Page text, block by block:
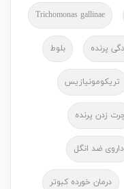
Trichomonas gallinae
پرنده بلوط
تریکومونیازیس
زدن پرنده
داروی ضد انگل
درمان خورده کبوتر